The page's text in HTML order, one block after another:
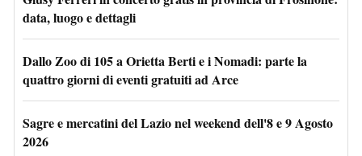
data, luogo e dettagli
Dallo Zoo di 105 a Orietta Berti e i Nomadi: parte la
quattro giorni di eventi gratuiti ad Arce
Sagre e mercatini del Lazio nel weekend dell'8 e 9 Agosto
2026